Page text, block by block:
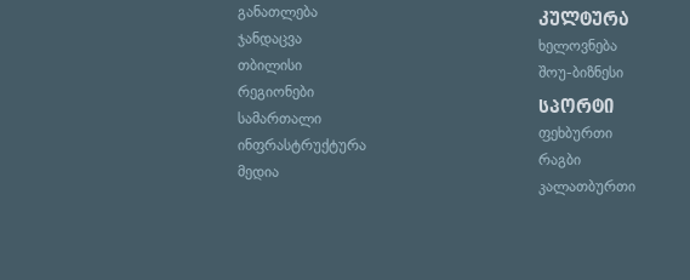
განათლება
ჯანდაცვა
თბილისი
რეგიონები
სამართალი
ინფრასტრუქტურა
მედია
კულტურა
ხელოვნება
შოუ-ბიზნესი
სპორტი
ფეხბურთი
რაგბი
კალათბურთი